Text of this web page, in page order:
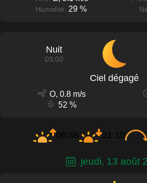
Humidité: 29 %
Nuit
03:00
Ciel dégagé
O, 0.8 m/s
52 %
06:56 21:10
jeudi, 13 août